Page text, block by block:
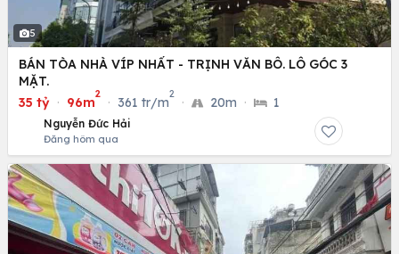
5
BÁN TÒA NHÀ VÍP NHẤT - TRỊNH VĂN BÔ. LÔ GÓC 3
MẶT.
35 tỷ · 96m
2
· 361 tr/m
2
· 20m · 1
Nguyễn Đức Hải
Đăng hôm qua